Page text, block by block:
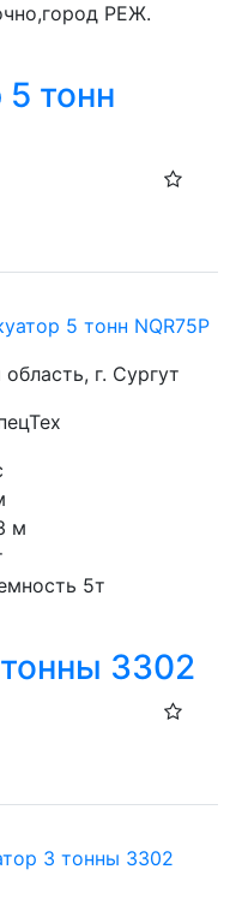
РЕЖ.
5 тонн
5 тонн NQR75P
г. Сургут
м
5т
3302
3 тонны 3302